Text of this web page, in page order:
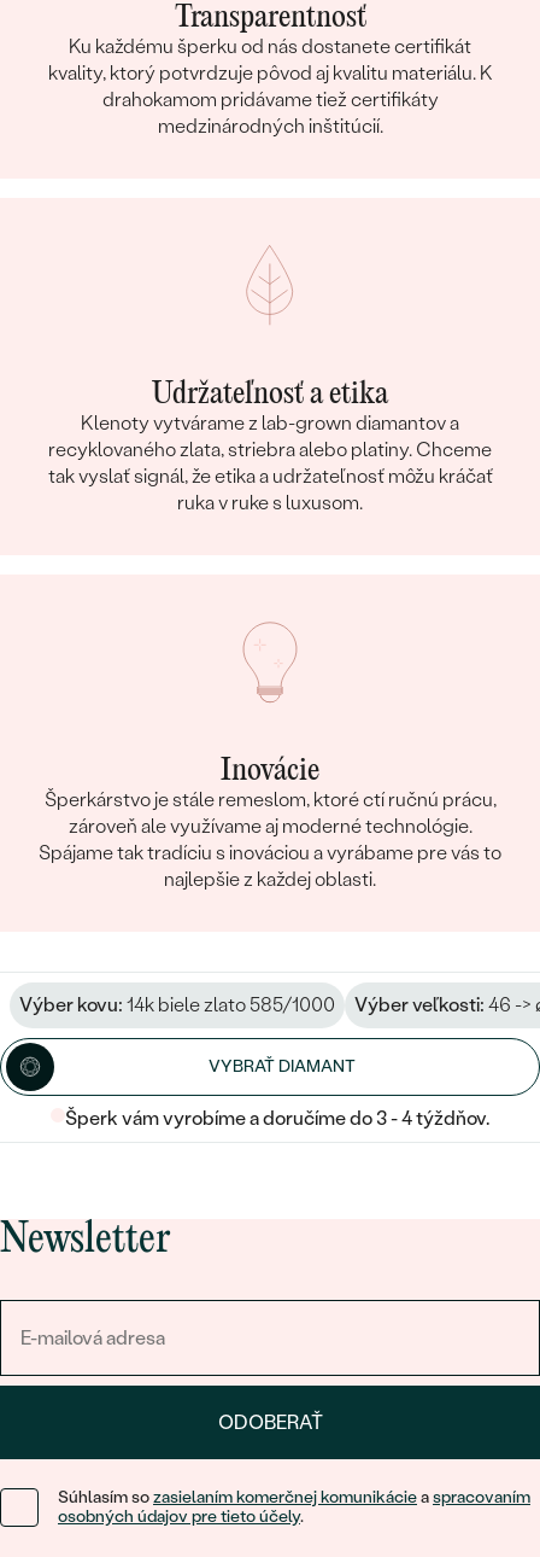
Transparentnosť
Ku každému šperku od nás dostanete certifikát
kvality, ktorý potvrdzuje pôvod aj kvalitu materiálu. K
drahokamom pridávame tiež certifikáty
medzinárodných inštitúcií.
Udržateľnosť a etika
Klenoty vytvárame z lab-grown diamantov a
recyklovaného zlata, striebra alebo platiny. Chceme
tak vyslať signál, že etika a udržateľnosť môžu kráčať
ruka v ruke s luxusom.
Inovácie
Šperkárstvo je stále remeslom, ktoré ctí ručnú prácu,
zároveň ale využívame aj moderné technológie.
Spájame tak tradíciu s inováciou a vyrábame pre vás to
najlepšie z každej oblasti.
Výber kovu: 14k biele zlato 585/1000 Výber veľkosti: 46 ->
VYBRAŤ DIAMANT
Šperk vám vyrobíme a doručíme do 3 - 4 týždňov.
Newsletter
ODOBERAŤ
Súhlasím sozasielaním komerčnej komunikácieaspracovaním
osobných údajov pre tieto účely.